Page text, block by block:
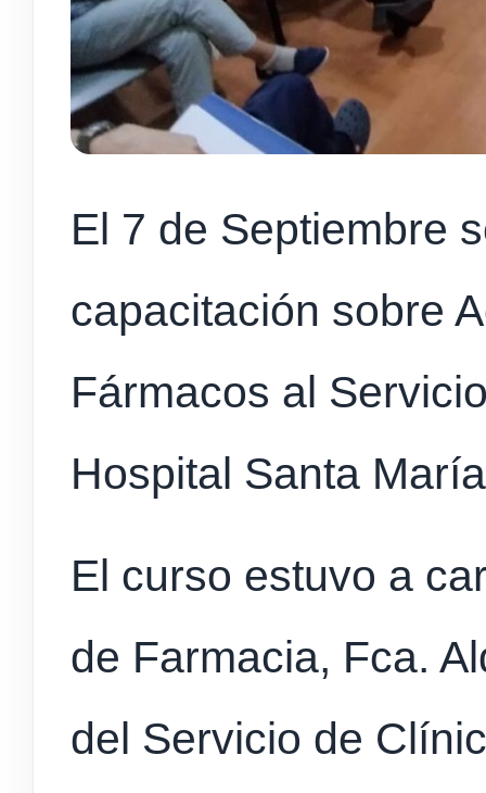
El 7 de Septiembre
capacitación sobre
Fármacos al
Hospital Santa
El curso estuvo a
de Farmacia, Fca.
del Servicio de